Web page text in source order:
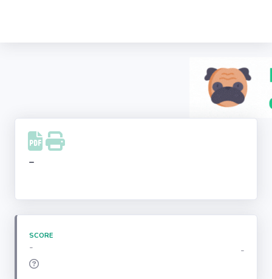
Facebook
Instagram
-
SCORE
- -